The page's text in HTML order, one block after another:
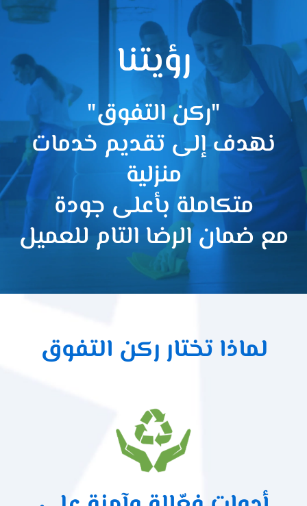
رؤيتنا
"ركن التفوق"
نهدف إلى تقديم خدمات
منزلية
متكاملة بأعلى جودة
مع ضمان الرضا التام للعميل
لماذا تختار ركن التفوق